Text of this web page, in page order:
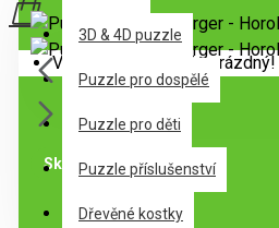
3D & 4D puzzle
Puzzle pro dospělé
Puzzle pro děti
Puzzle příslušenství
Dřevěné kostky
Váš nákupní košík je prázdný!
Skladem